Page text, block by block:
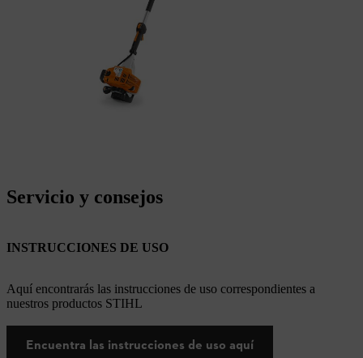
Servicio y consejos
INSTRUCCIONES DE USO
Aquí encontrarás las instrucciones de uso correspondientes a
nuestros productos STIHL
Encuentra las instrucciones de uso aquí